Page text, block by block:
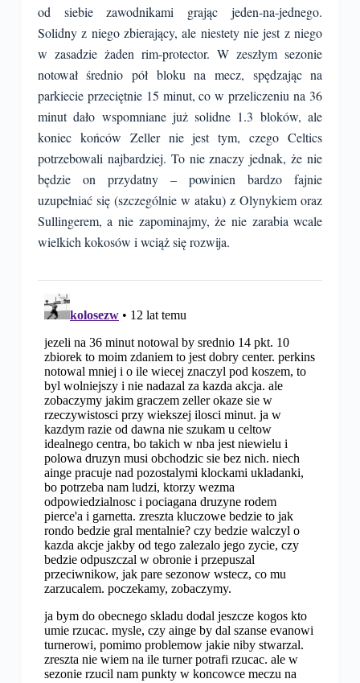
od siebie zawodnikami grając jeden-na-jednego.
Solidny z niego zbierający, ale niestety nie jest z niego
w zasadzie żaden rim-protector. W zeszłym sezonie
notował średnio pół bloku na mecz, spędzając na
parkiecie przeciętnie 15 minut, co w przeliczeniu na 36
minut dało wspomniane już solidne 1.3 bloków, ale
koniec końców Zeller nie jest tym, czego Celtics
potrzebowali najbardziej. To nie znaczy jednak, że nie
będzie on przydatny – powinien bardzo fajnie
uzupełniać się (szczególnie w ataku) z Olynykiem oraz
Sullingerem, a nie zapominajmy, że nie zarabia wcale
wielkich kokosów i wciąż się rozwija.